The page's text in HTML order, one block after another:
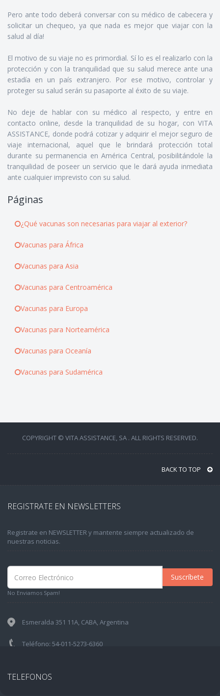
Pero ante todo deberá conversar con su médico de cabecera y
solicitar un chequeo, ya que nada es mejor que viajar con la
salud al día!
El motivo de su viaje no es primordial. Sí lo es el realizarlo con la
protección y con la tranquilidad que su salud merece ante una
estadía en un país extranjero. Por ese motivo, controlar y
proteger su salud serán su pasaporte al éxito de su viaje.
No deje de hablar con su médico al respecto, y entre en
contacto online, desde la tranquilidad de su hogar, con VITA
ASSISTANCE, donde podrá cotizar y adquirir el mejor seguro de
viaje internacional, aquel que le brindará protección total
durante su permanencia en América Central, posibilitándole la
tranquilidad de poseer un servicio que le dará ayuda inmediata
ante cualquier imprevisto con su salud.
Páginas
¿Qué vacunas son necesarias para viajar al exterior?
Vacunas para África
Vacunas para Asia
Vacunas para Centroamérica
Vacunas para Europa
Vacunas para Norteamérica
Vacunas para Oceanía
Vacunas para Sudamérica
COPYRIGHT © VITA ASSISTANCE, SA . ALL RIGHTS RESERVED.
BACK TO TOP
REGISTRATE EN NEWSLETTERS
Registrate en NEWSLETTER y mantente siempre actualizado de
nuestras noticias.
Suscríbete
No Enviamos Spam!
Esmeralda 351 11A, CABA, Argentina
Teléfono: 54-011-5273-6360
TELEFONOS